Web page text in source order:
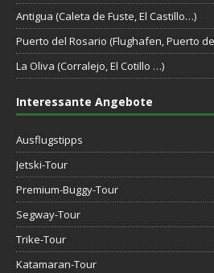
Antigua (Caleta de Fuste, El Castillo…)
Puerto del Rosario (Flughafen, Puerto
La Oliva (Corralejo, El Cotillo …)
Interessante Angebote
Ausflugstipps
Jetski-Tour
Premium-Buggy-Tour
Segway-Tour
Trike-Tour
Katamaran-Tour